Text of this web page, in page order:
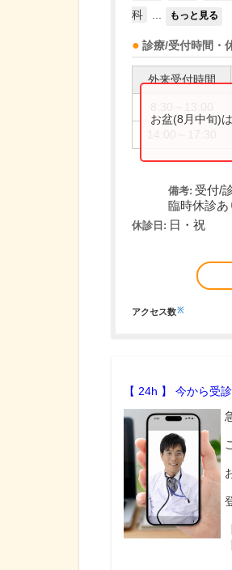
科
もっと見る
診療/受付時間・
外来受付時間
お盆(8月中旬)
備考: 受付/
臨時休診あ
休診日: 日・祝
アクセス数※
【 24h 】 今から受